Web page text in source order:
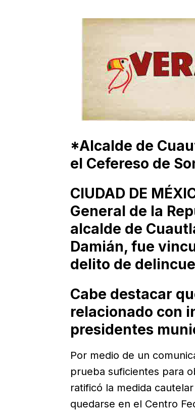
*Alcalde de
el Cefereso de
CIUDAD DE
General de la
alcalde de
Damián, fue
delito de
Cabe destacar
relacionado con
presidentes
Por medio de un
prueba suficientes para
ratificó la medida
quedarse en el Centro